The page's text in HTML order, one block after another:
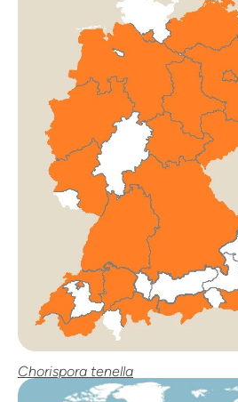
Chorispora tenella